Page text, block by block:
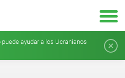
puede ayudar a los Ucranianos